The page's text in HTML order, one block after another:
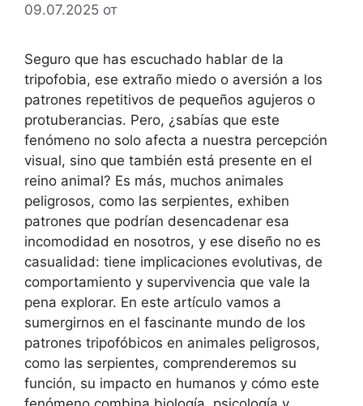
09.07.2025 от
Seguro que has escuchado hablar de la
tripofobia, ese extraño miedo o aversión a los
patrones repetitivos de pequeños agujeros o
protuberancias. Pero, ¿sabías que este
fenómeno no solo afecta a nuestra percepción
visual, sino que también está presente en el
reino animal? Es más, muchos animales
peligrosos, como las serpientes, exhiben
patrones que podrían desencadenar esa
incomodidad en nosotros, y ese diseño no es
casualidad: tiene implicaciones evolutivas, de
comportamiento y supervivencia que vale la
pena explorar. En este artículo vamos a
sumergirnos en el fascinante mundo de los
patrones tripofóbicos en animales peligrosos,
como las serpientes, comprenderemos su
función, su impacto en humanos y cómo este